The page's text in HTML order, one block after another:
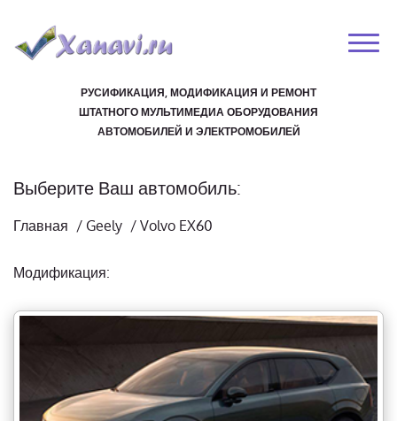
РУСИФИКАЦИЯ, МОДИФИКАЦИЯ И РЕМОНТ
ШТАТНОГО МУЛЬТИМЕДИА ОБОРУДОВАНИЯ
АВТОМОБИЛЕЙ И ЭЛЕКТРОМОБИЛЕЙ
Выберите Ваш автомобиль:
Главная / Geely / Volvo EX60
Модификация: